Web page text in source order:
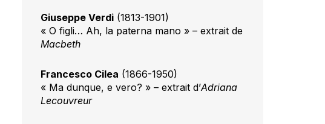
Giuseppe Verdi(1813-1901)
« O figli… Ah, la paterna mano » – extrait de
Macbeth
Francesco Cilea (1866-1950)
« Ma dunque, e vero? » – extrait d’Adriana
Lecouvreur